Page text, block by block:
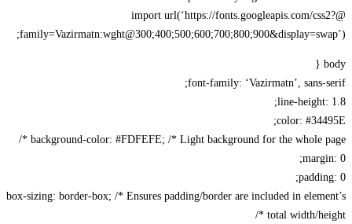
@import url(‘https://fonts.googleapis.com/
font-family: ‘Vazirmatn’, sans-
line-
color:
background-color: #FDFEFE; /* Light background for the whole
box-sizing: border-box; /* Ensures padding/border are included in
total width/